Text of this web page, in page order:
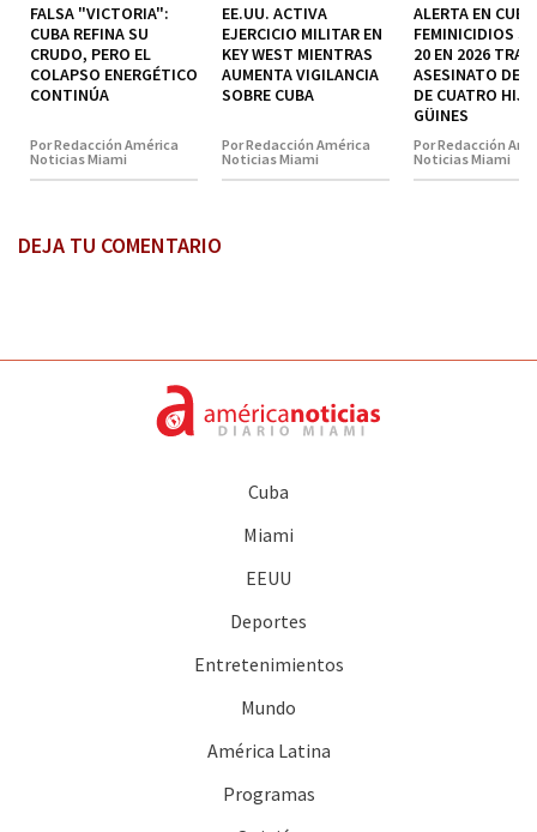
FALSA "VICTORIA":
CUBA REFINA SU
CRUDO, PERO EL
COLAPSO ENERGÉTICO
CONTINÚA
Por Redacción América
Noticias Miami
EE.UU. ACTIVA
EJERCICIO MILITAR EN
KEY WEST MIENTRAS
AUMENTA VIGILANCIA
SOBRE CUBA
Por Redacción América
Noticias Miami
ALERTA EN
FEMINICIDIOS
20 EN 2026 TRAS
ASESINATO DE
DE CUATRO
GÜINES
Por Redacción
Noticias Miami
DEJA TU COMENTARIO
Cuba
Miami
EEUU
Deportes
Entretenimientos
Mundo
América Latina
Programas